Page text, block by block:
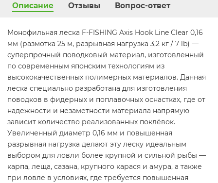
Описание Отзывы Вопрос-ответ
Монофильная леска F-FISHING Axis Hook Line Clear 0,16
мм (размотка 25 м, разрывная нагрузка 3,2 кг / 7 lb) —
суперпрочный поводковый материал, изготовленный
по современным японским технологиям из
высококачественных полимерных материалов. Данная
леска специально разработана для изготовления
поводков в фидерных и поплавочных оснастках, где от
надёжности и незаметности материала напрямую
зависит количество реализованных поклёвок.
Увеличенный диаметр 0,16 мм и повышенная
разрывная нагрузка делают эту леску идеальным
выбором для ловли более крупной и сильной рыбы —
карпа, леща, сазана, крупного карася и амура, а также
при ловле в условиях, где требуется повышенная